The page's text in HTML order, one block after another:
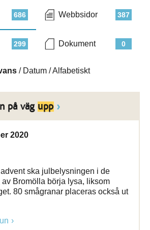
686 387
Webbsidor
299 0
Dokument
/ Datum /Alfabetiskt
på väg upp
2020
ska julbelysningen i de
Bromölla börja lysa, liksom
80 smågranar placeras också ut